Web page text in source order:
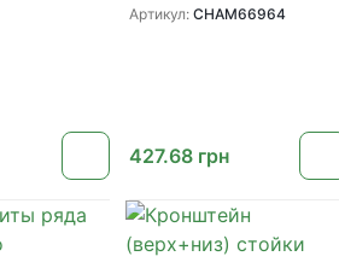
культиваторов John Deere
Артикул:CHAM66964
427.68 грн